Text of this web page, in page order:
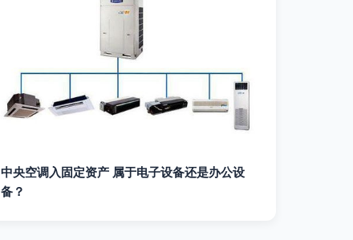
中央空调入固定资产 属于电子设备还是办公设
备？